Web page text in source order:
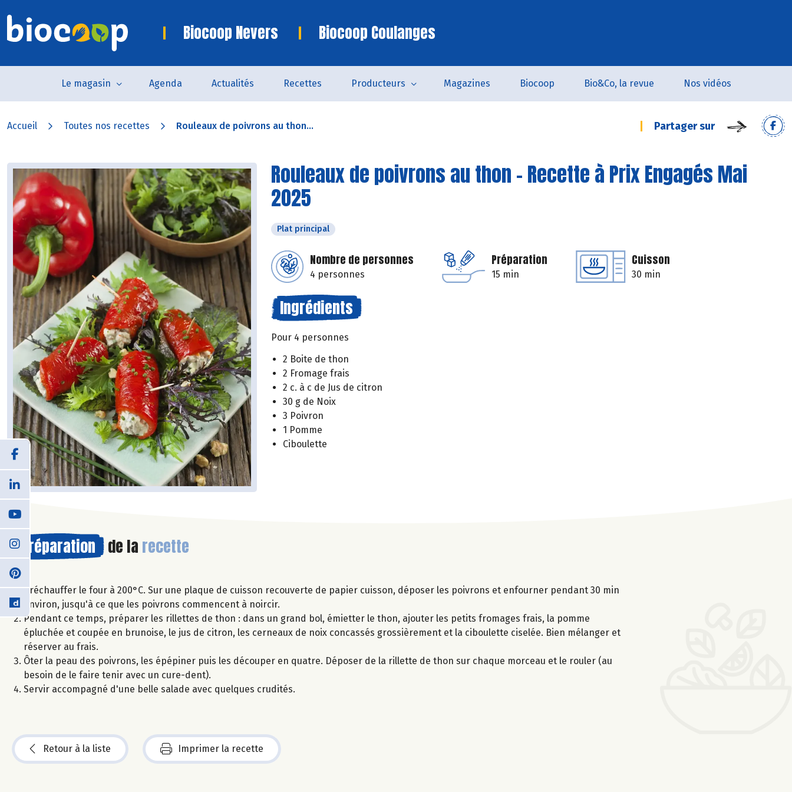
Biocoop Nevers Biocoop Coulanges
Le magasin Agenda Actualités Recettes Producteurs Magazines Biocoop Bio&Co, la revue Nos vidéos
Accueil Toutes nos recettes Rouleaux de poivrons au thon... Partager sur
Rouleaux de poivrons au thon - Recette à Prix Engagés Mai
2025
Plat principal
Nombre de personnes
4 personnes
Préparation
15 min
Cuisson
30 min
Ingrédients
Pour 4 personnes
2 Boite de thon
2 Fromage frais
2 c. à c de Jus de citron
30 g de Noix
3 Poivron
1 Pomme
Ciboulette
Préparation de la recette
Préchauffer le four à 200°C. Sur une plaque de cuisson recouverte de papier cuisson, déposer les poivrons et enfourner pendant 30 min
environ, jusqu'à ce que les poivrons commencent à noircir.
Pendant ce temps, préparer les rillettes de thon : dans un grand bol, émietter le thon, ajouter les petits fromages frais, la pomme
épluchée et coupée en brunoise, le jus de citron, les cerneaux de noix concassés grossièrement et la ciboulette ciselée. Bien mélanger et
réserver au frais.
Ôter la peau des poivrons, les épépiner puis les découper en quatre. Déposer de la rillette de thon sur chaque morceau et le rouler (au
besoin de le faire tenir avec un cure-dent).
Servir accompagné d'une belle salade avec quelques crudités.
Retour à la liste Imprimer la recette